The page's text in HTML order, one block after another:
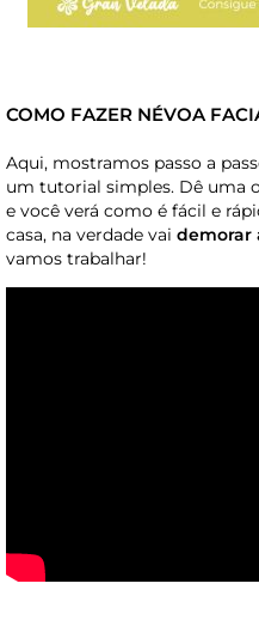
COMO FAZER NÉVOA
Aqui, mostramos passo a
um tutorial simples. Dê uma
e você verá como é fácil e
casa, na verdade vai demorar
vamos trabalhar!